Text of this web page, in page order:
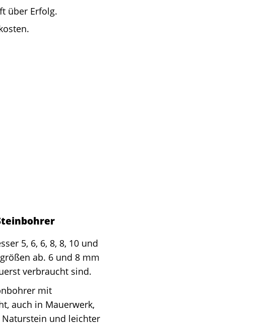
über Erfolg.
5, 6, 6, 8, 8, 10 und
ab. 6 und 8 mm
verbraucht sind.
mit
auch in Mauerwerk,
Naturstein und leichter